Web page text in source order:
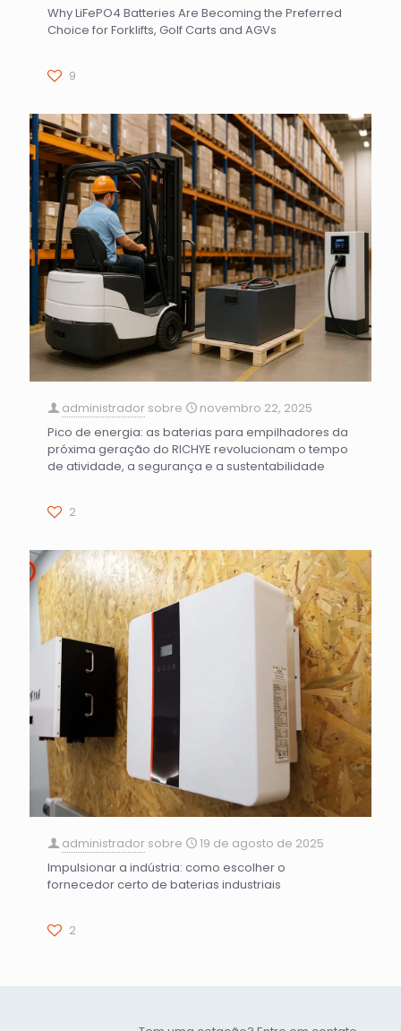
Why LiFePO4 Batteries Are Becoming the Preferred
Choice for Forklifts, Golf Carts and AGVs
9
administrador sobre
novembro 22, 2025
Pico de energia: as baterias para empilhadores da
próxima geração do RICHYE revolucionam o tempo
de atividade, a segurança e a sustentabilidade
2
administrador sobre
19 de agosto de 2025
Impulsionar a indústria: como escolher o
fornecedor certo de baterias industriais
2